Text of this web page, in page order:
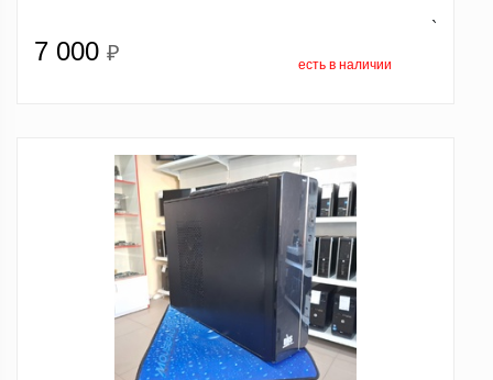
7 000 ₽
`
есть в наличии